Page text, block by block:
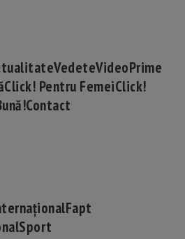
VedeteVideoPrime
Click! Pentru FemeiClick!
Contact
Fapt
Sport